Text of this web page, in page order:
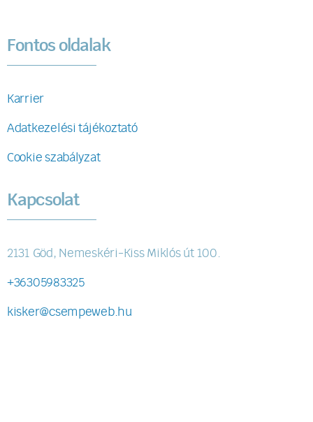
Fontos oldalak
Karrier
Adatkezelési tájékoztató
Cookie szabályzat
Kapcsolat
2131 Göd, Nemeskéri-Kiss Miklós út 100.
+36305983325
kisker@csempeweb.hu